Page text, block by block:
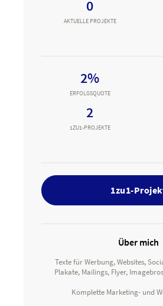
0
AKTUELLE PROJEKTE
2%
ERFOLGSQUOTE
2
1ZU1-PROJEKTE
1zu1-
Über mich
Texte für Werbung, Websites,
Plakate, Mailings, Flyer,
Komplette Marketing- und